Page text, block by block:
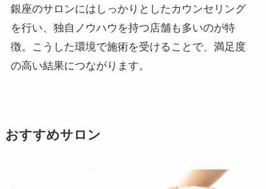
銀座のサロンにはしっかりとしたカウンセリング
を行い、独自ノウハウを持つ店舗も多いのが特
徴。こうした環境で施術を受けることで、満足度
の高い結果につながります。
おすすめサロン